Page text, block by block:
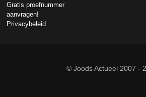
Gratis proefnummer
aanvragen!
Privacybeleid
© Joods Actueel 2007 -